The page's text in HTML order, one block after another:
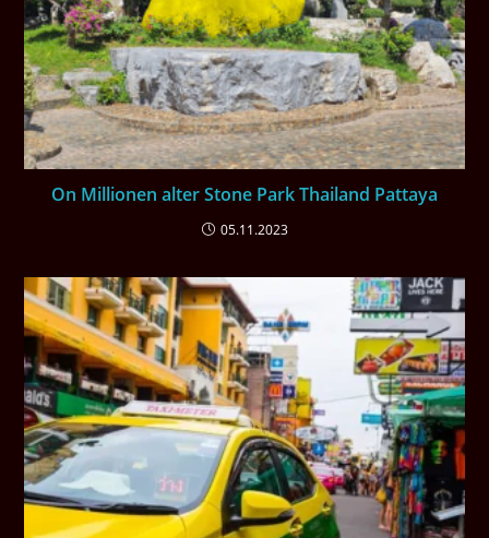
On Millionen alter Stone Park Thailand Pattaya
05.11.2023